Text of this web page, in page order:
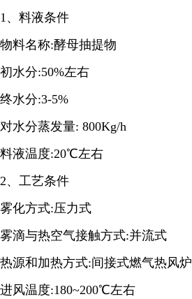
1、料液条件
物料名称:酵母抽提物
初水分:50%左右
终水分:3-5%
对水分蒸发量: 800Kg/h
料液温度:20℃左右
2、工艺条件
雾化方式:压力式
雾滴与热空气接触方式:并流式
热源和加热方式:间接式燃气热风炉
进风温度:180~200℃左右